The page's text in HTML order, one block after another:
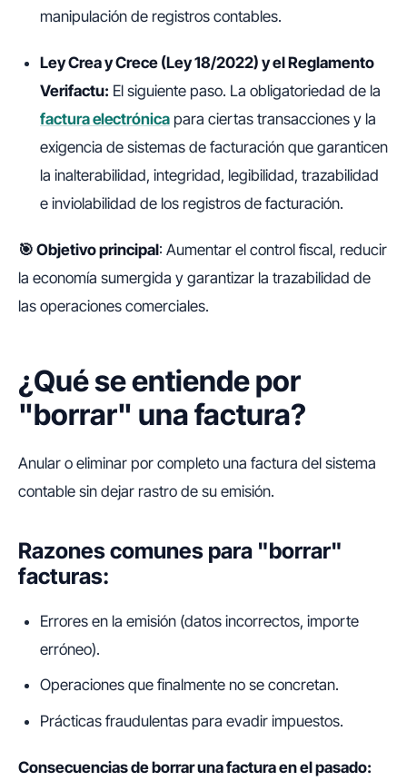
manipulación de registros contables.
Ley Crea y Crece (Ley 18/2022) y el Reglamento
Verifactu: El siguiente paso. La obligatoriedad de la
factura electrónica para ciertas transacciones y la
exigencia de sistemas de facturación que garanticen
la inalterabilidad, integridad, legibilidad, trazabilidad
e inviolabilidad de los registros de facturación.
🎯 Objetivo principal: Aumentar el control fiscal, reducir
la economía sumergida y garantizar la trazabilidad de
las operaciones comerciales.
¿Qué se entiende por
"borrar" una factura?
Anular o eliminar por completo una factura del sistema
contable sin dejar rastro de su emisión.
Razones comunes para "borrar"
facturas:
Errores en la emisión (datos incorrectos, importe
erróneo).
Operaciones que finalmente no se concretan.
Prácticas fraudulentas para evadir impuestos.
Consecuencias de borrar una factura en el pasado: